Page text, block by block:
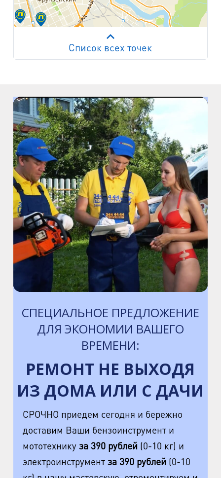
м. Пр. Ветеранов
пр. Ветеранов, д.9
м. Ул. Дыбенко
пр. Большевиков, д.25
м. Комендантский пр.
пр. Авиаконструкторов, д.4
м. Приморская
ул. Кораблестроителей, д.30
м. Академическая
пр. Науки, д.8, к.1
м. Озерки, м. Пр. Просвещения
м. Автово
пр. Маршала Жукова, д.35, к.3
м. Елизаровская
пр. Елизарова, д.36
м. Международная
ул. Белы Куна, д.20, к.1
м. Пионерская
пр. Испытателей, д.11, к.1
м. Гражданский пр.
Работает на API 2ГИС
Лицензионное соглашение
Список всех точек
СПЕЦИАЛЬНОЕ ПРЕДЛОЖЕНИЕ
ДЛЯ ЭКОНОМИИ ВАШЕГО
ВРЕМЕНИ:
РЕМОНТ НЕ ВЫХОДЯ
ИЗ ДОМА ИЛИ С ДАЧИ
СРОЧНО приедем сегодня и бережно
доставим Ваши бензоинструмент и
мототехникуза 390 рублей (0-10 кг) и
электроинструментза 390 рублей (0-10